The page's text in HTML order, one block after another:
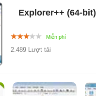
Explorer++ (64-bit)
2.489 Lượt tải